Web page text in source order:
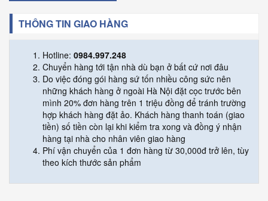
THÔNG TIN GIAO HÀNG
Hotline: 0984.997.248
Chuyển hàng tới tận nhà dù bạn ở bất cứ nơi đâu
Do việc đóng gói hàng sứ tốn nhiều công sức nên
những khách hàng ở ngoài Hà Nội đặt cọc trước bên
mình 20% đơn hàng trên 1 triệu đồng để tránh trường
hợp khách hàng đặt ảo. Khách hàng thanh toán (giao
tiền) số tiền còn lại khi kiểm tra xong và đồng ý nhận
hàng tại nhà cho nhân viên giao hàng
Phí vận chuyển của 1 đơn hàng từ 30,000đ trở lên, tùy
theo kích thước sản phẩm